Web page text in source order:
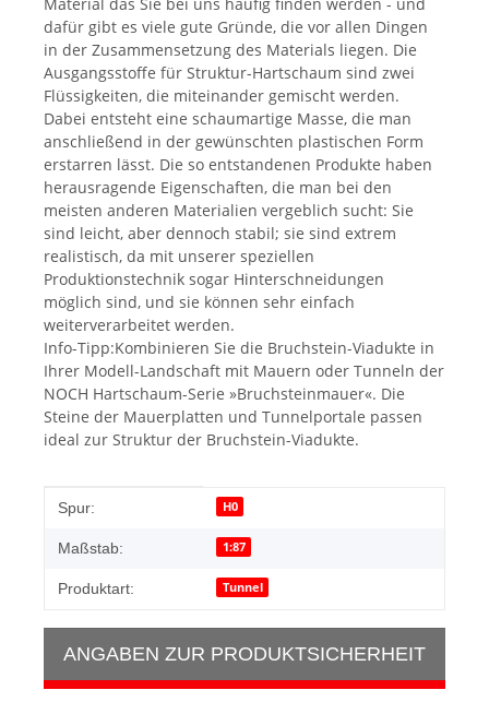
dafür gibt es viele gute Gründe, die vor allen Dingen
in der Zusammensetzung des Materials liegen. Die
Ausgangsstoffe für Struktur-Hartschaum sind zwei
Flüssigkeiten, die miteinander gemischt werden.
Dabei entsteht eine schaumartige Masse, die man
anschließend in der gewünschten plastischen Form
erstarren lässt. Die so entstandenen Produkte haben
herausragende Eigenschaften, die man bei den
meisten anderen Materialien vergeblich sucht: Sie
sind leicht, aber dennoch stabil; sie sind extrem
realistisch, da mit unserer speziellen
Produktionstechnik sogar Hinterschneidungen
möglich sind, und sie können sehr einfach
weiterverarbeitet werden.
Info-Tipp:Kombinieren Sie die Bruchstein-Viadukte in
Ihrer Modell-Landschaft mit Mauern oder Tunneln der
NOCH Hartschaum-Serie »Bruchsteinmauer«. Die
Steine der Mauerplatten und Tunnelportale passen
ideal zur Struktur der Bruchstein-Viadukte.
Produkteigenschaft
Wert
Spur: H0
Maßstab: 1:87
Produktart: Tunnel
ANGABEN ZUR PRODUKTSICHERHEIT